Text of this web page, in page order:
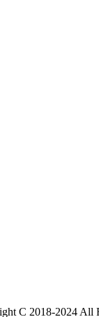
C 2018-2024 All